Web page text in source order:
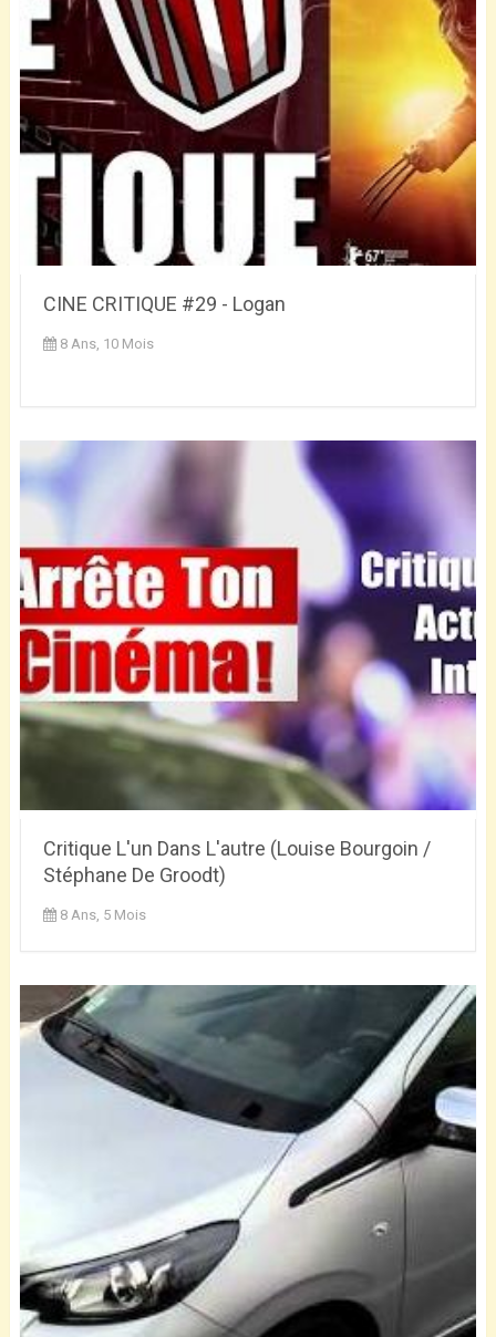
CINE CRITIQUE #29 - Logan
8 Ans, 10 Mois
Critique L'un Dans L'autre (Louise Bourgoin /
Stéphane De Groodt)
8 Ans, 5 Mois